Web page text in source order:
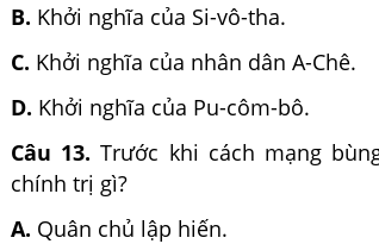
B. Khởi nghĩa của Si-vô-tha.
C. Khởi nghĩa của nhân dân A-Chê.
D. Khởi nghĩa của Pu-côm-bô.
Câu 13.Trước khi cách mạng
chính trị gì?
A. Quân chủ lập hiến.